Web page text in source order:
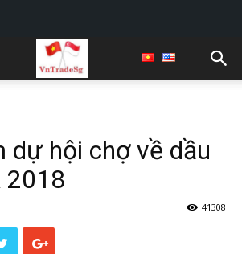
dự hội chợ về dầu
2018
41308